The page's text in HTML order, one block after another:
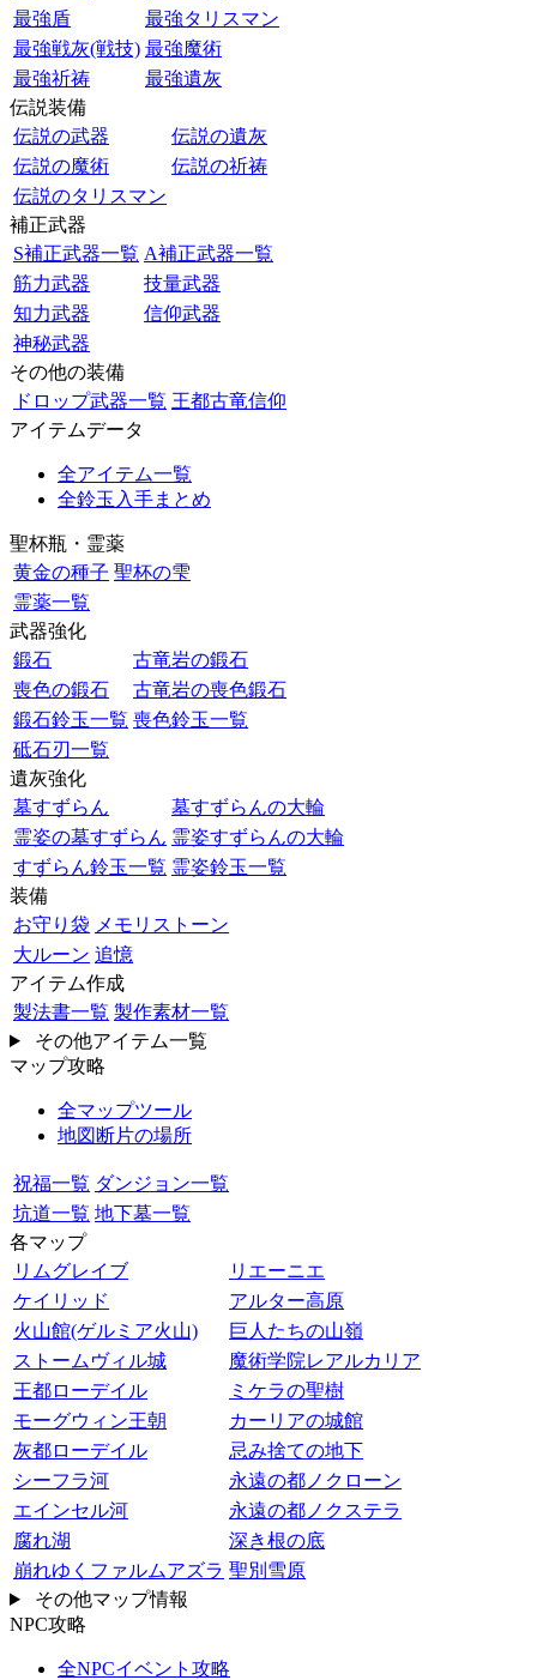
最強盾
最強タリスマン
最強戦灰(戦技) 最強魔術
最強祈祷
最強遺灰
伝説装備
伝説の武器
伝説の遺灰
伝説の魔術
伝説の祈祷
伝説のタリスマン
補正武器
S補正武器一覧 A補正武器一覧
筋力武器
技量武器
知力武器
信仰武器
神秘武器
その他の装備
ドロップ武器一覧 王都古竜信仰
アイテムデータ
全アイテム一覧
全鈴玉入手まとめ
聖杯瓶・霊薬
黄金の種子 聖杯の雫
霊薬一覧
武器強化
鍛石
古竜岩の鍛石
喪色の鍛石
古竜岩の喪色鍛石
鍛石鈴玉一覧 喪色鈴玉一覧
砥石刃一覧
遺灰強化
墓すずらん
墓すずらんの大輪
霊姿の墓すずらん 霊姿すずらんの大輪
すずらん鈴玉一覧 霊姿鈴玉一覧
装備
お守り袋 メモリストーン
大ルーン 追憶
アイテム作成
製法書一覧 製作素材一覧
その他アイテム一覧
マップ攻略
全マップツール
地図断片の場所
祝福一覧 ダンジョン一覧
坑道一覧 地下墓一覧
各マップ
リムグレイブ
リエーニエ
ケイリッド
アルター高原
火山館(ゲルミア火山)
巨人たちの山嶺
ストームヴィル城
魔術学院レアルカリア
王都ローデイル
ミケラの聖樹
モーグウィン王朝
カーリアの城館
灰都ローデイル
忌み捨ての地下
シーフラ河
永遠の都ノクローン
エインセル河
永遠の都ノクステラ
腐れ湖
深き根の底
崩れゆくファルムアズラ 聖別雪原
その他マップ情報
NPC攻略
全NPCイベント攻略